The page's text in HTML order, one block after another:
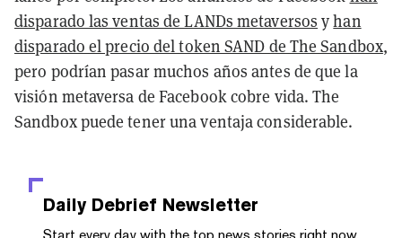
disparado las ventas de LANDs metaversos yhan
disparado el precio del token SAND de The Sandbox,
pero podrían pasar muchos años antes de que la
visión metaversa de Facebook cobre vida. The
Sandbox puede tener una ventaja considerable.
Daily Debrief Newsletter
Start every day with the top news stories right now,